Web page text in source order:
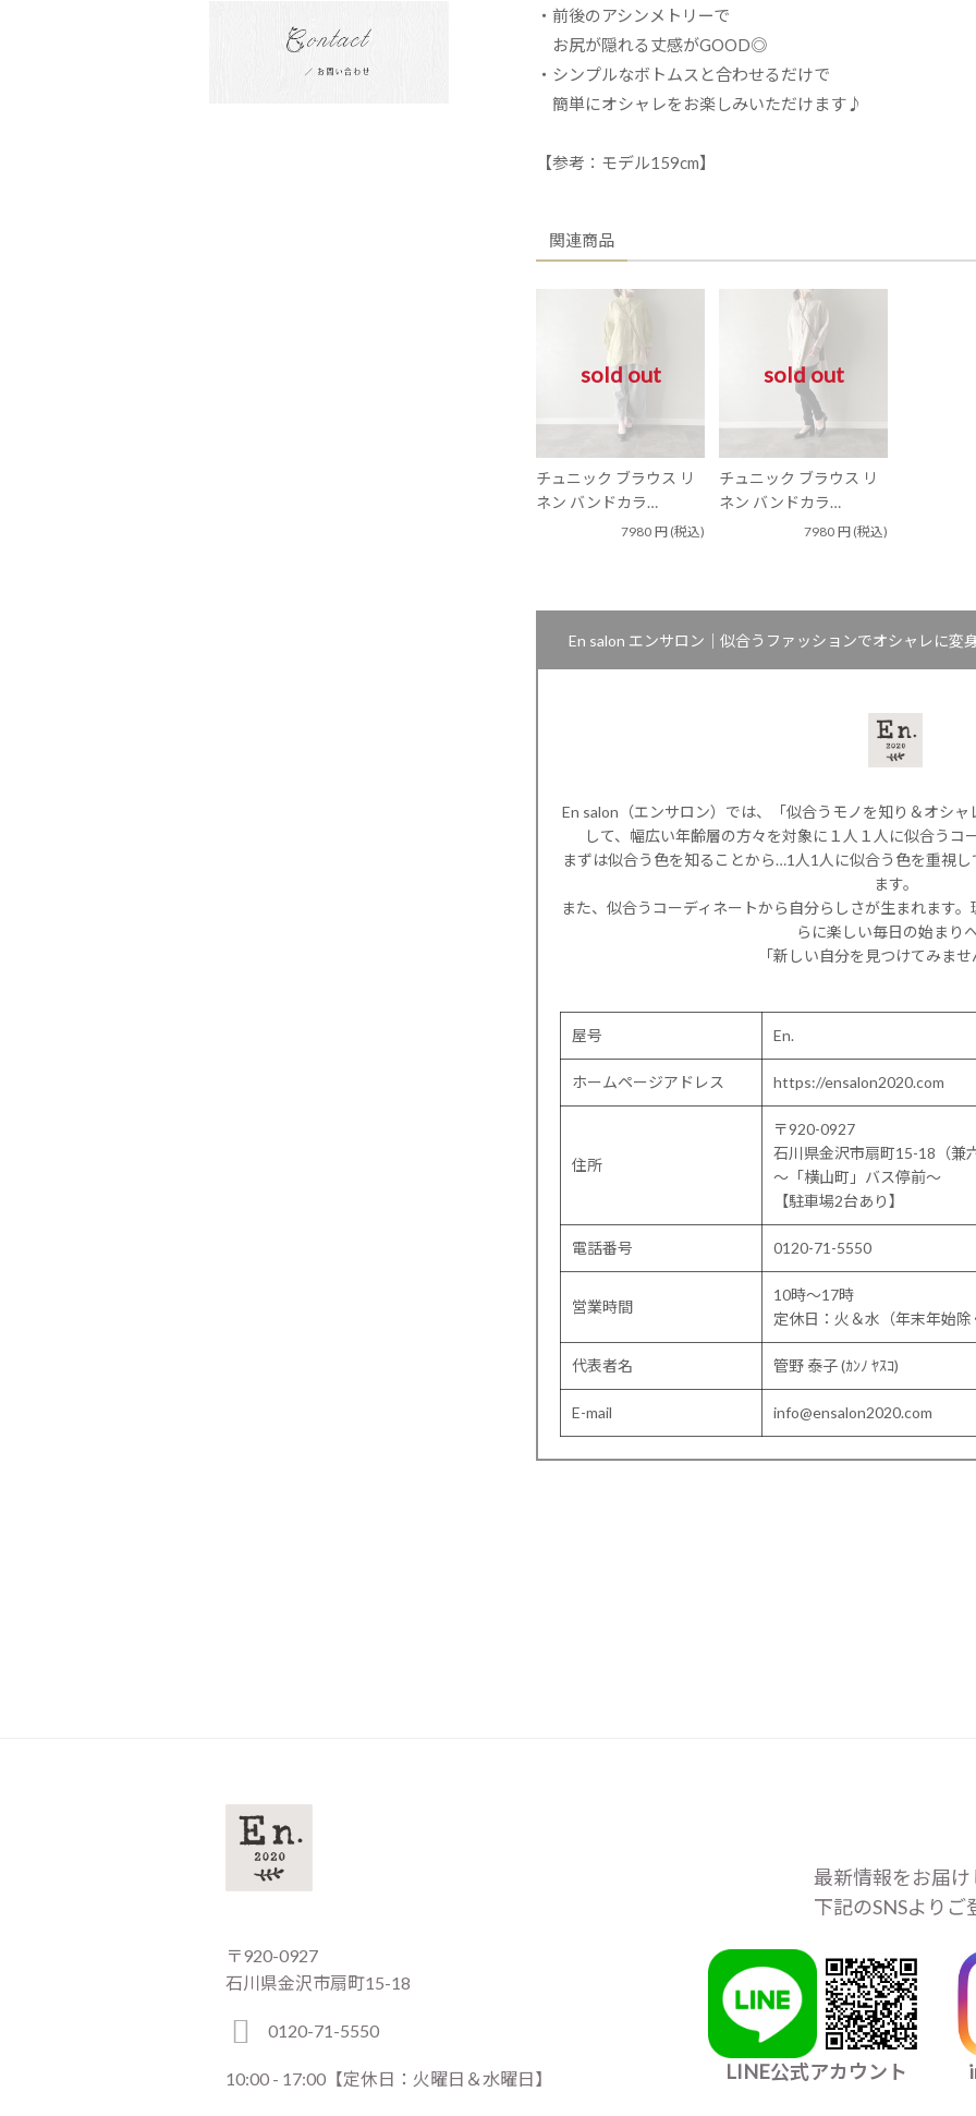
・前後のアシンメトリーで
お尻が隠れる丈感がGOOD◎
・シンプルなボトムスと合わせるだけで
簡単にオシャレをお楽しみいただけます♪
【参考：モデル159cm】
関連商品
sold out
チュニック ブラウス リ
ネン バンドカラ…
7980 円 (税込)
sold out
チュニック ブラウス リ
ネン バンドカラ…
7980 円 (税込)
En salon エンサロン｜似合うファッションでオシャレに変
En salon（エンサロン）では、「似合うモノを知り＆オシ
して、幅広い年齢層の方々を対象に１人１人に似合うコ
まずは似合う色を知ることから…1人1人に似合う色を重視
ます。
また、似合うコーディネートから自分らしさが生まれます
らに楽しい毎日の始まり
「新しい自分を見つけてみませ
屋号 En.
ホームページアドレス https://ensalon2020.com
住所
〒920-0927
石川県金沢市扇町15-18（兼
〜「横山町」バス停前〜
【駐車場2台あり】
電話番号 0120-71-5550
営業時間
10時～17時
定休日：火＆水（年末年始除
代表者名 管野 泰子 (ｶﾝﾉ ﾔｽｺ)
E-mail info@ensalon2020.com
〒920-0927
石川県金沢市扇町15-18
0120-71-5550
10:00 - 17:00【定休日：火曜日＆水曜日】
最新情報をお届
下記のSNSよりご
LINE公式アカウント